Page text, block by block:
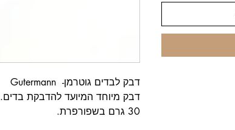
דבק לבדים גוטרמן- Gutermann
דבק מיוחד המיועד להדבקת בדים.
30 גרם בשפורפרת.